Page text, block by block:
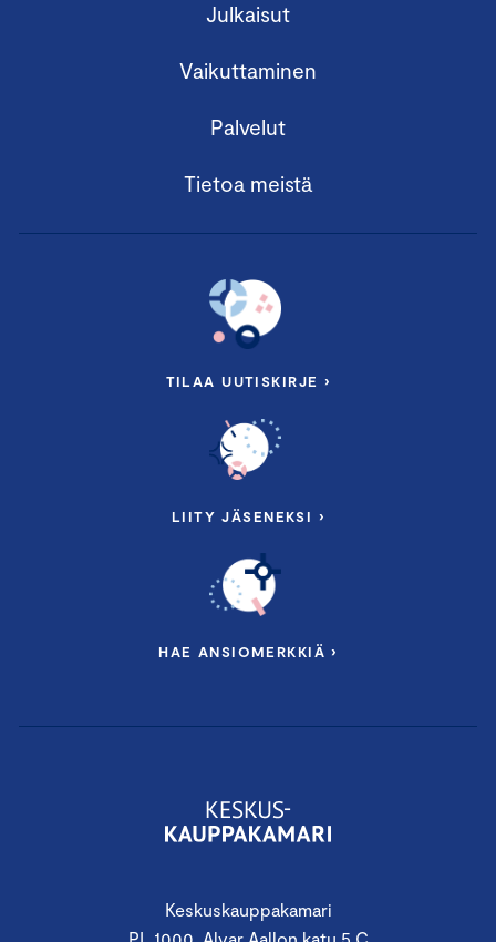
Keskuskauppakamari
Julkaisut
Vaikuttaminen
Palvelut
Tietoa meistä
TILAA UUTISKIRJE ›
LIITY JÄSENEKSI ›
HAE ANSIOMERKKIÄ ›